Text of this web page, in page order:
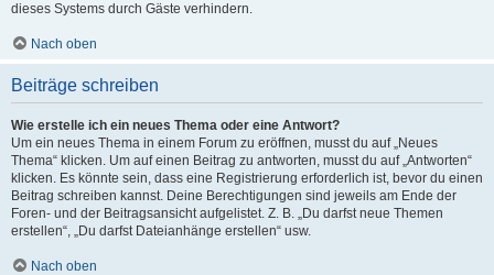
dieses Systems durch Gäste verhindern.
Nach oben
Beiträge schreiben
Wie erstelle ich ein neues Thema oder eine Antwort?
Um ein neues Thema in einem Forum zu eröffnen, musst du auf „Neues
Thema“ klicken. Um auf einen Beitrag zu antworten, musst du auf „Antworten“
klicken. Es könnte sein, dass eine Registrierung erforderlich ist, bevor du einen
Beitrag schreiben kannst. Deine Berechtigungen sind jeweils am Ende der
Foren- und der Beitragsansicht aufgelistet. Z. B. „Du darfst neue Themen
erstellen“, „Du darfst Dateianhänge erstellen“ usw.
Nach oben